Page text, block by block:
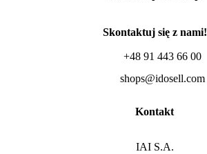
Skontaktuj się z nami!
+48 91 443 66 00
shops@idosell.com
Kontakt
IAI S.A.